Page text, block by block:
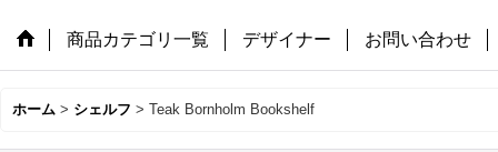
商品カテゴリ一覧 デザイナー お問い合わせ
ホーム > シェルフ > Teak Bornholm Bookshelf